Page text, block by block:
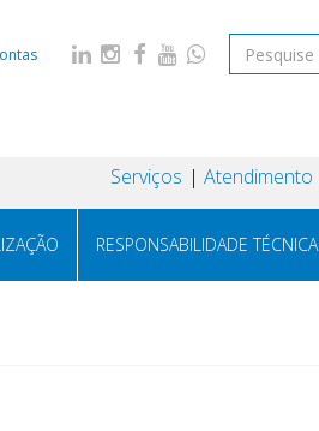
Serviços Atendimento
RESPONSABILIDADE TÉCNICA